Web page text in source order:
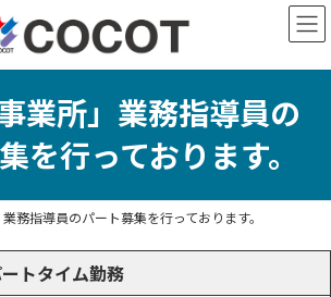
業所」業務指導員の
を行っております。
業務指導員のパート募集を行っております。
トタイム勤務